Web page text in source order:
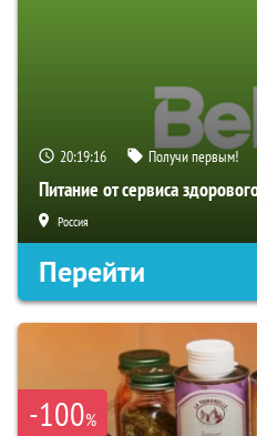
20:19:15 Получи первым!
Питание от сервиса
Россия
Перейти
-100%